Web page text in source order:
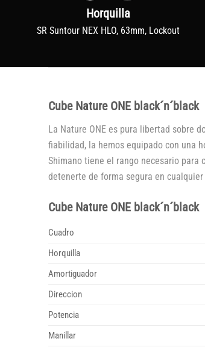
Horquilla
SR Suntour NEX HLO, 63mm, Lockout
Cube Nature ONE black´n´black
La Nature ONE es pura libertad sobre
fiabilidad, la hemos equipado con una
Shimano tiene el rango necesario
detenerte de forma segura en
Cube Nature ONE black´n´black
Cuadro
Horquilla
Amortiguador
Direccion
Potencia
Manillar